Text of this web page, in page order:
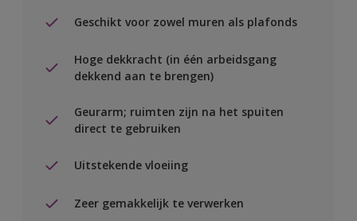
Geschikt voor zowel muren als plafonds
Hoge dekkracht (in één arbeidsgang
dekkend aan te brengen)
Geurarm; ruimten zijn na het spuiten
direct te gebruiken
Uitstekende vloeiing
Zeer gemakkelijk te verwerken